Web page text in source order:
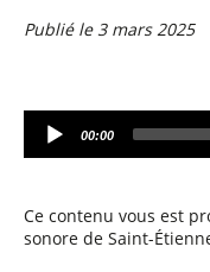
Publié le 3 mars 2025
c
e
u
00:00
Ce contenu vous est
sonore de Saint-